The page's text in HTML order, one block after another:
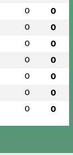
0 0
0 0
0 0
0 0
0 0
0 0
0 0